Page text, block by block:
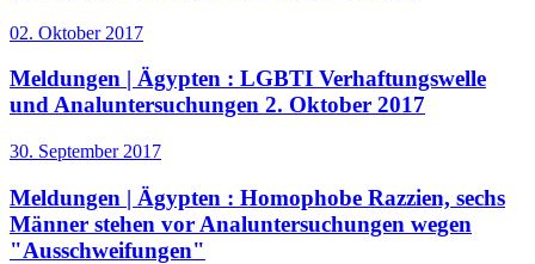
02. Oktober 2017
Meldungen | Ägypten : LGBTI Verhaftungswelle
und Analuntersuchungen 2. Oktober 2017
30. September 2017
Meldungen | Ägypten : Homophobe Razzien, sechs
Männer stehen vor Analuntersuchungen wegen
"Ausschweifungen"